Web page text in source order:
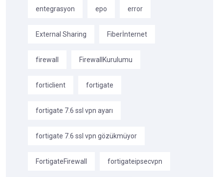
entegrasyon epo error
External Sharing Fiberİnternet
firewall FirewallKurulumu
forticlient fortigate
fortigate 7.6 ssl vpn ayarı
fortigate 7.6 ssl vpn gözükmüyor
FortigateFirewall fortigateipsecvpn